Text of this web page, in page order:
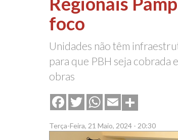
foco
Unidades não têm
para que PBH seja cobrada
obras
FacebookTwitterWhatsApp
Email
Terça-Feira, 21 Maio, 2024 - 20:30